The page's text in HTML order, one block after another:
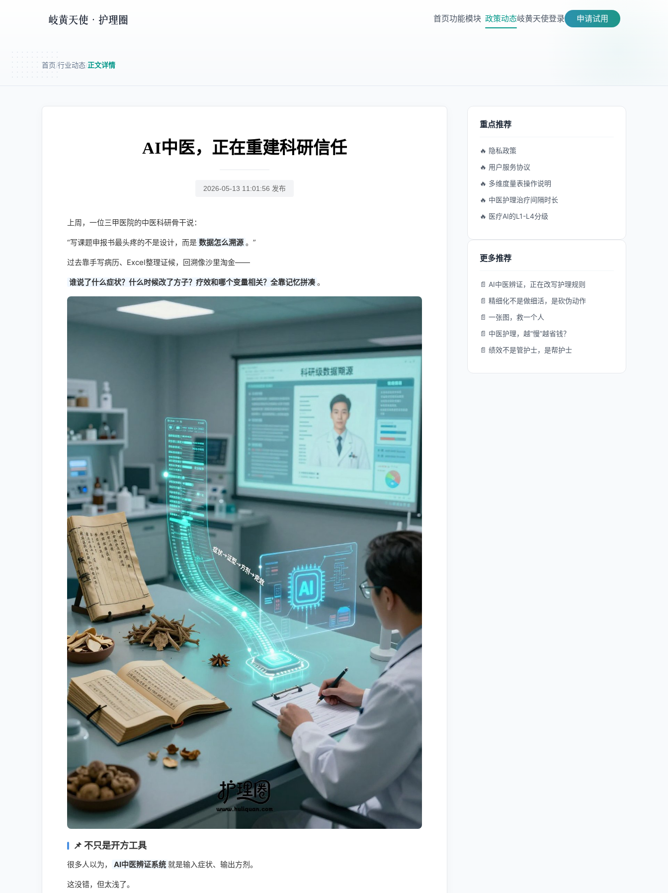
首页功能模块 政策动态岐黄天使登录 申请试用
首页/行业动态/正文详情
AI中医，正在重建科研信任
2026-05-13 11:01:56 发布
上周，一位三甲医院的中医科研骨干说：
“写课题申报书最头疼的不是设计，而是 数据怎么溯源 。”
过去靠手写病历、Excel整理证候，回溯像沙里淘金——
谁说了什么症状？什么时候改了方子？疗效和哪个变量相关？全靠记忆拼凑 。
📌 不只是开方工具
很多人以为， AI中医辨证系统 就是输入症状、输出方剂。
这没错，但太浅了。
重点推荐
🔥 隐私政策
🔥 用户服务协议
🔥 多维度量表操作说明
🔥 中医护理治疗间隔时长
🔥 医疗AI的L1-L4分级
更多推荐
📄 AI中医辨证，正在改写护理规则
📄 精细化不是做细活，是砍伪动作
📄 一张图，救一个人
📄 中医护理，越“慢”越省钱？
📄 绩效不是管护士，是帮护士